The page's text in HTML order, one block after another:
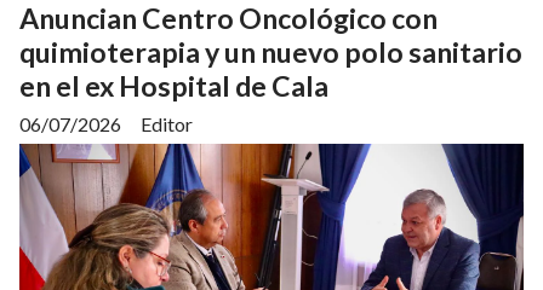
Anuncian Centro Oncológico con
quimioterapia y un nuevo polo sanitario
en el ex Hospital de Cala
Editor
06/07/2026